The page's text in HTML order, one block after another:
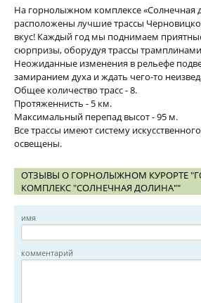
На горнолыжном комплексе «Солнечная
расположены лучшие трассы
вкус! Каждый год мы поднимаем
сюрпризы, оборудуя трассы
Неожиданные изменения в рельефе
замиранием духа и ждать чего-то
Общее количество трасс - 8.
Протяженнисть - 5 км.
Максимальный перепад высот - 95 м.
Все трассы имеют систему
освещены.
ОТЗЫВЫ О ГОРНОЛЫЖНОМ КУРОРТЕ
КОМПЛЕКС "СОЛНЕЧНАЯ ДОЛИНА""
имя
комментарий